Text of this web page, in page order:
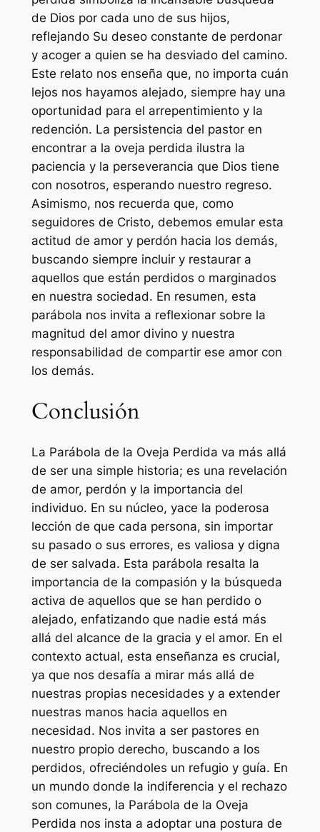
de Dios por cada uno de sus hijos,
reflejando Su deseo constante de perdonar
y acoger a quien se ha desviado del camino.
Este relato nos enseña que, no importa cuán
lejos nos hayamos alejado, siempre hay una
oportunidad para el arrepentimiento y la
redención. La persistencia del pastor en
encontrar a la oveja perdida ilustra la
paciencia y la perseverancia que Dios tiene
con nosotros, esperando nuestro regreso.
Asimismo, nos recuerda que, como
seguidores de Cristo, debemos emular esta
actitud de amor y perdón hacia los demás,
buscando siempre incluir y restaurar a
aquellos que están perdidos o marginados
en nuestra sociedad. En resumen, esta
parábola nos invita a reflexionar sobre la
magnitud del amor divino y nuestra
responsabilidad de compartir ese amor con
los demás.
Conclusión
La Parábola de la Oveja Perdida va más allá
de ser una simple historia; es una revelación
de amor, perdón y la importancia del
individuo. En su núcleo, yace la poderosa
lección de que cada persona, sin importar
su pasado o sus errores, es valiosa y digna
de ser salvada. Esta parábola resalta la
importancia de la compasión y la búsqueda
activa de aquellos que se han perdido o
alejado, enfatizando que nadie está más
allá del alcance de la gracia y el amor. En el
contexto actual, esta enseñanza es crucial,
ya que nos desafía a mirar más allá de
nuestras propias necesidades y a extender
nuestras manos hacia aquellos en
necesidad. Nos invita a ser pastores en
nuestro propio derecho, buscando a los
perdidos, ofreciéndoles un refugio y guía. En
un mundo donde la indiferencia y el rechazo
son comunes, la Parábola de la Oveja
Perdida nos insta a adoptar una postura de